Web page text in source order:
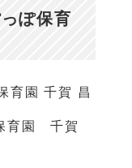
ぽ保育
育園 千賀